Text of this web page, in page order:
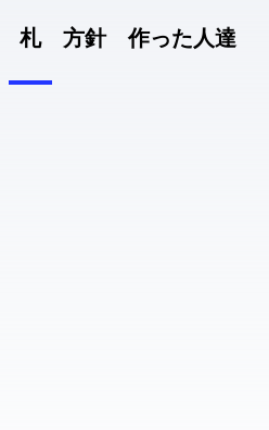
札 方針 作った人達